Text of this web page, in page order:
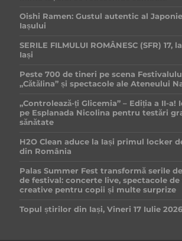
Oishi Ramen: Gustul autentic al
Iașului
SERILE FILMULUI ROMÂNESC (SFR)
Iași
Peste 700 de tineri pe scena
„Cătălina” și spectacole ale Ateneului
„Controlează-ți Glicemia” – Ediția a II-
pe Esplanada Nicolina pentru testări
sănătate
H2O Clean aduce la Iași primul locker
din România
Palas Summer Fest transformă serile
de festival: concerte live, spectacole
creative pentru copii și multe surprize
Topul știrilor din Iași, Vineri 17 Iulie 2026